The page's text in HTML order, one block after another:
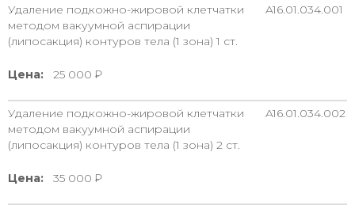
Удаление подкожно-жировой клетчатки
методом вакуумной аспирации
(липосакция) контуров тела (1 зона) 1 ст.
A16.01.034.001
Цена: 25 000
Удаление подкожно-жировой клетчатки
методом вакуумной аспирации
(липосакция) контуров тела (1 зона) 2 ст.
A16.01.034.002
Цена: 35 000